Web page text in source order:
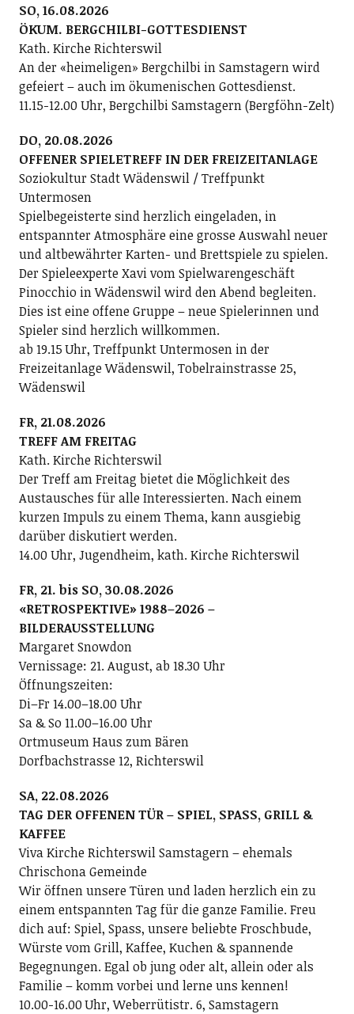
SO, 16.08.2026
ÖKUM. BERGCHILBI-GOTTESDIENST
Kath. Kirche Richterswil
An der «heimeligen» Bergchilbi in Samstagern wird
gefeiert – auch im ökumenischen Gottesdienst.
11.15-12.00 Uhr, Bergchilbi Samstagern (Bergföhn-Zelt)
DO, 20.08.2026
OFFENER SPIELETREFF IN DER FREIZEITANLAGE
Soziokultur Stadt Wädenswil / Treffpunkt
Untermosen
Spielbegeisterte sind herzlich eingeladen, in
entspannter Atmosphäre eine grosse Auswahl neuer
und altbewährter Karten- und Brettspiele zu spielen.
Der Spieleexperte Xavi vom Spielwarengeschäft
Pinocchio in Wädenswil wird den Abend begleiten.
Dies ist eine offene Gruppe – neue Spielerinnen und
Spieler sind herzlich willkommen.
ab 19.15 Uhr, Treffpunkt Untermosen in der
Freizeitanlage Wädenswil, Tobelrainstrasse 25,
Wädenswil
FR, 21.08.2026
TREFF AM FREITAG
Kath. Kirche Richterswil
Der Treff am Freitag bietet die Möglichkeit des
Austausches für alle Interessierten. Nach einem
kurzen Impuls zu einem Thema, kann ausgiebig
darüber diskutiert werden.
14.00 Uhr, Jugendheim, kath. Kirche Richterswil
FR, 21. bis SO, 30.08.2026
«RETROSPEKTIVE» 1988–2026 –
BILDERAUSSTELLUNG
Margaret Snowdon
Vernissage: 21. August, ab 18.30 Uhr
Öffnungszeiten:
Di–Fr 14.00–18.00 Uhr
Sa & So 11.00–16.00 Uhr
Ortmuseum Haus zum Bären
Dorfbachstrasse 12, Richterswil
SA, 22.08.2026
TAG DER OFFENEN TÜR – SPIEL, SPASS, GRILL &
KAFFEE
Viva Kirche Richterswil Samstagern – ehemals
Chrischona Gemeinde
Wir öffnen unsere Türen und laden herzlich ein zu
einem entspannten Tag für die ganze Familie. Freu
dich auf: Spiel, Spass, unsere beliebte Froschbude,
Würste vom Grill, Kaffee, Kuchen & spannende
Begegnungen. Egal ob jung oder alt, allein oder als
Familie – komm vorbei und lerne uns kennen!
10.00-16.00 Uhr, Weberrütistr. 6, Samstagern